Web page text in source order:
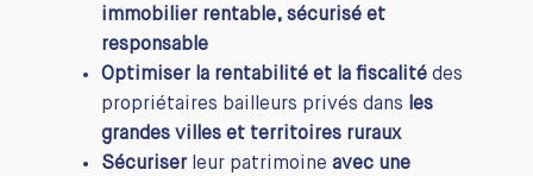
immobilier rentable, sécurisé et
responsable
Optimiser la rentabilité et la fiscalitédes
propriétaires bailleurs privés dans les
grandes villes et territoires ruraux
Sécuriserleur patrimoine avec une